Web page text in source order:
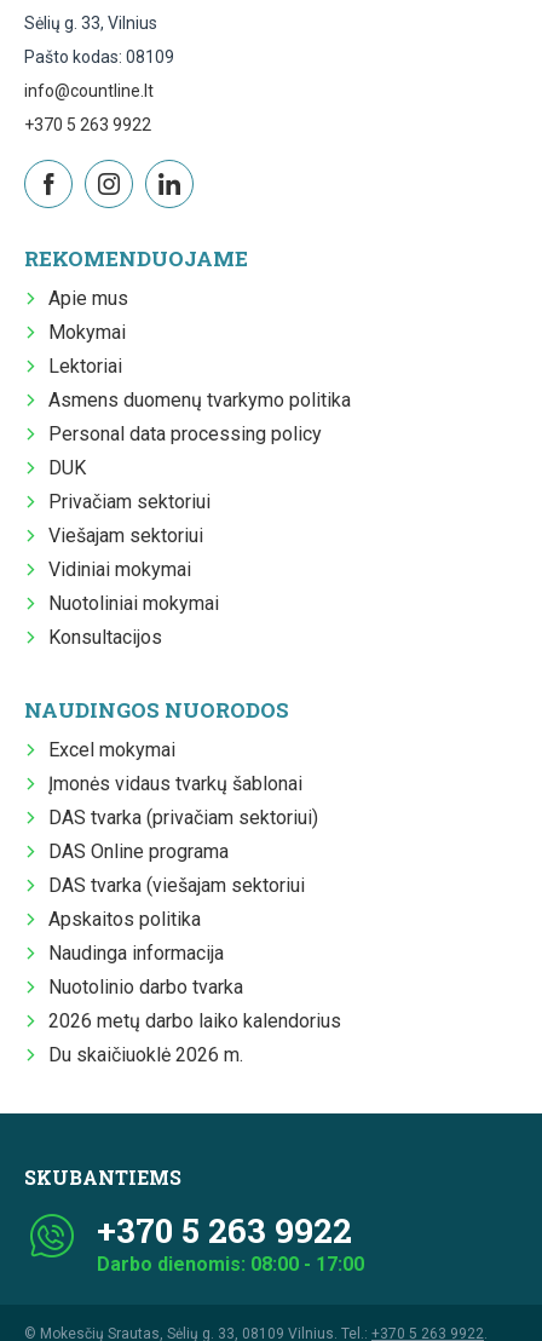
Sėlių g. 33, Vilnius
Pašto kodas: 08109
info@countline.lt
+370 5 263 9922
REKOMENDUOJAME
Apie mus
Mokymai
Lektoriai
Asmens duomenų tvarkymo politika
Personal data processing policy
DUK
Privačiam sektoriui
Viešajam sektoriui
Vidiniai mokymai
Nuotoliniai mokymai
Konsultacijos
NAUDINGOS NUORODOS
Excel mokymai
Įmonės vidaus tvarkų šablonai
DAS tvarka (privačiam sektoriui)
DAS Online programa
DAS tvarka (viešajam sektoriui
Apskaitos politika
Naudinga informacija
Nuotolinio darbo tvarka
2026 metų darbo laiko kalendorius
Du skaičiuoklė 2026 m.
SKUBANTIEMS
+370 5 263 9922
Darbo dienomis: 08:00 - 17:00
© Mokesčių Srautas, Sėlių g. 33, 08109 Vilnius. Tel.: +370 5 263 9922